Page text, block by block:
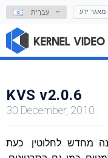
עִברִית מאגר ידע
KVS v2.0.6
30 December, 2010
מחדש לחלוטין. כעת